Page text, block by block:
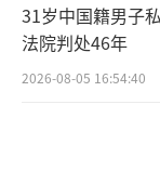
31岁中国籍男子
法院判处46年
2026-08-05 16:54:40